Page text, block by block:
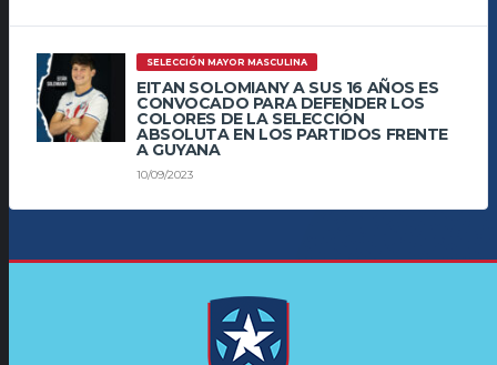
SELECCIÓN MAYOR MASCULINA
EITAN SOLOMIANY A SUS 16 AÑOS ES
CONVOCADO PARA DEFENDER LOS
COLORES DE LA SELECCIÓN
ABSOLUTA EN LOS PARTIDOS FRENTE
A GUYANA
10/09/2023